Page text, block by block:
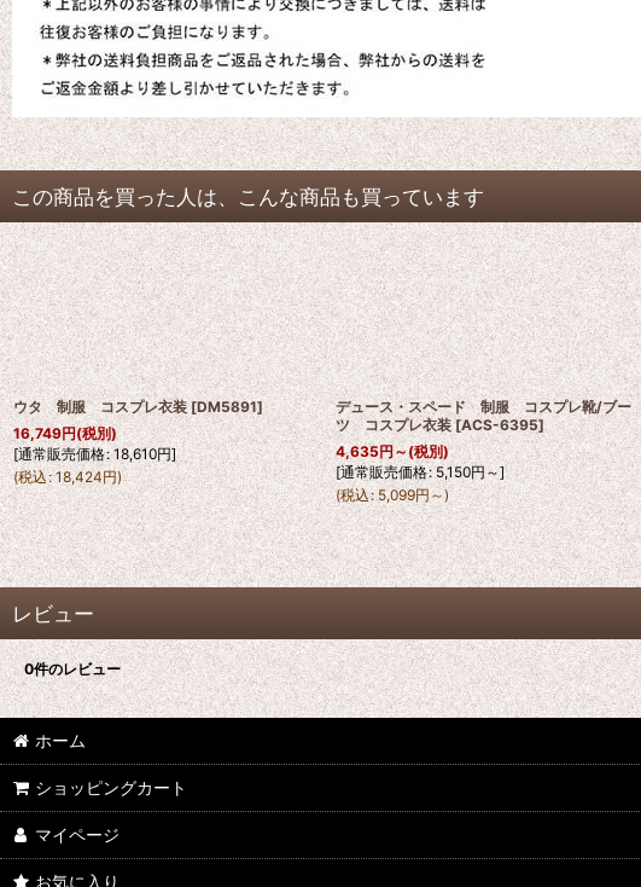
この商品を買った人は、こんな商品も買っています
ウタ 制服 コスプレ衣装 [DM5891]
16,749円(税別)
[通常販売価格: 18,610円]
(税込: 18,424円)
デュース・スペード 制服 コスプレ靴/ブー
ツ コスプレ衣装 [ACS-6395]
4,635円～(税別)
[通常販売価格: 5,150円～]
(税込: 5,099円～)
レビュー
0件のレビュー
ホーム
ショッピングカート
マイページ
お気に入り